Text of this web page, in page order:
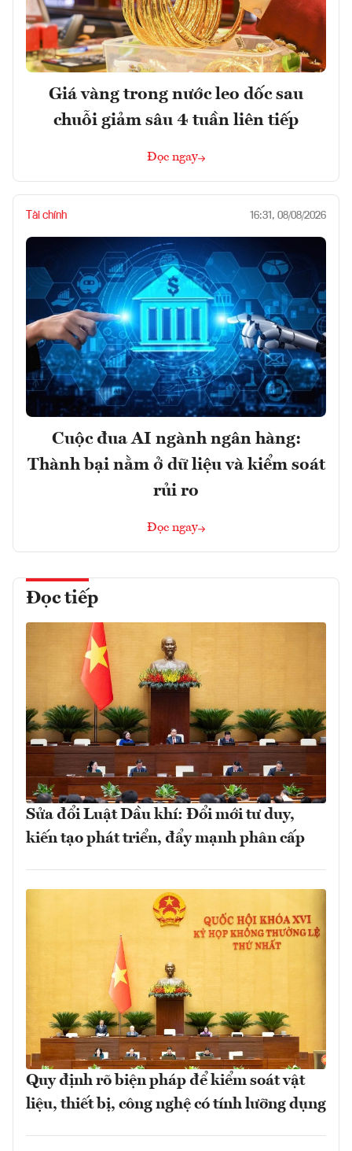
Giá vàng trong nước leo dốc sau
chuỗi giảm sâu 4 tuần liên tiếp
Đọc ngay
Tài chính 16:31, 08/08/2026
Cuộc đua AI ngành ngân hàng:
Thành bại nằm ở dữ liệu và kiểm soát
rủi ro
Đọc ngay
Đọc tiếp
Sửa đổi Luật Dầu khí: Đổi mới tư duy,
kiến tạo phát triển, đẩy mạnh phân cấp
Quy định rõ biện pháp để kiểm soát vật
liệu, thiết bị, công nghệ có tính lưỡng dụng